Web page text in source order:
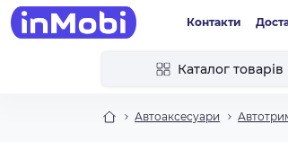
Контакти
Каталог товарів
Автоаксесуари